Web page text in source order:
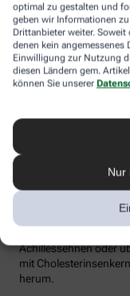
optimal zu gestalten und
geben wir Informationen
Drittanbieter weiter. Soweit
denen kein angemessenes
Einwilligung zur Nutzung
diesen Ländern gem.
können Sie unserer
Nur
sehr viel LDL-
lagert sich an den
entwickeln oft schon
Arteriosklerose.
bis zur Menopause
sind es rund 30
vor. Sind in der
Bypass-Operationen
dringend überprüfen
Achillessehnen oder
mit
herum.